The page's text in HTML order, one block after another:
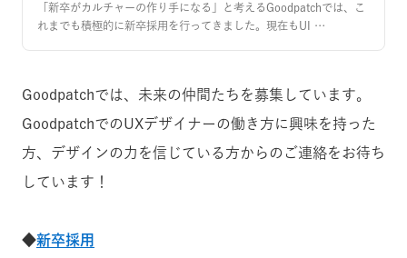
「新卒がカルチャーの作り手になる」と考えるGoodpatchでは、こ
れまでも積極的に新卒採用を行ってきました。現在もUI …
Goodpatchでは、未来の仲間たちを募集しています。
GoodpatchでのUXデザイナーの働き方に興味を持った
方、デザインの力を信じている方からのご連絡をお待ち
しています！
◆新卒採用